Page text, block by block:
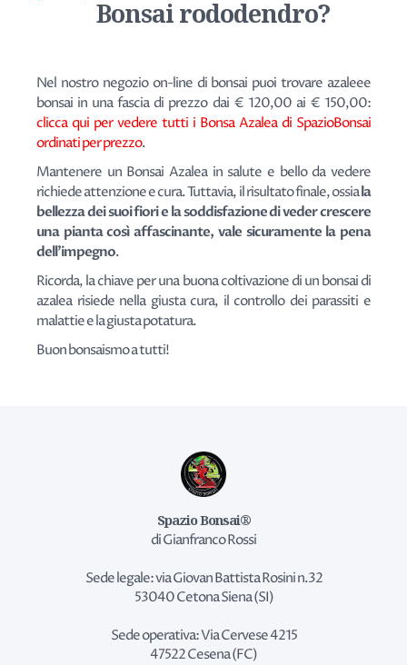
Bonsai rododendro?
Nel nostro negozio on-line di bonsai puoi trovare azaleee
bonsai in una fascia di prezzo dai € 120,00 ai € 150,00:
clicca qui per vedere tutti i Bonsa Azalea di SpazioBonsai
ordinati per prezzo.
Mantenere un Bonsai Azalea in salute e bello da vedere
richiede attenzione e cura. Tuttavia, il risultato finale, ossiala
bellezza dei suoi fiori e la soddisfazione di veder crescere
una pianta così affascinante, vale sicuramente la pena
dell'impegno.
Ricorda, la chiave per una buona coltivazione di un bonsai di
azalea risiede nella giusta cura, il controllo dei parassiti e
malattie e la giusta potatura.
Buon bonsaismo a tutti!
Spazio Bonsai®
di Gianfranco Rossi
Sede legale: via Giovan Battista Rosini n.32
53040 Cetona Siena (SI)
Sede operativa: Via Cervese 4215
47522 Cesena (FC)